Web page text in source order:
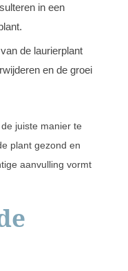
in een
de laurierplant
en de groei
juiste manier te
plant gezond en
aanvulling vormt